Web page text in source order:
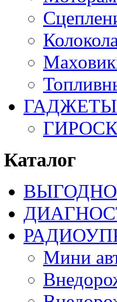
ГАДЖЕТЫ
Каталог
Мини